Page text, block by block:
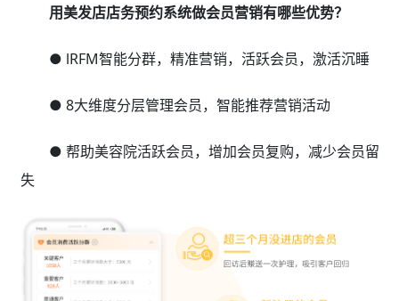
用美发店店务预约系统做会员营销有哪些优势？
● lRFM智能分群，精准营销，活跃会员，激活沉睡
● 8大维度分层管理会员，智能推荐营销活动
● 帮助美容院活跃会员，增加会员复购，减少会员留
失